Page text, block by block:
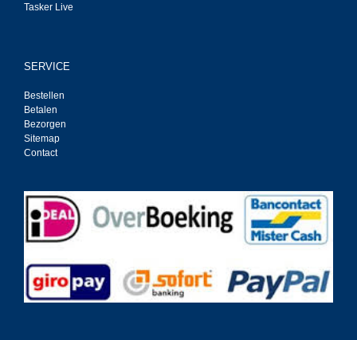
Tasker Live
SERVICE
Bestellen
Betalen
Bezorgen
Sitemap
Contact